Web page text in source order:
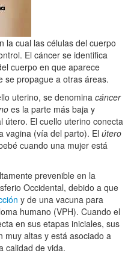
la cual las células del cuerpo
El cáncer se identifica
cuerpo en que aparece
se propague a otras áreas.
uterino, se denomina cáncer
es la parte más baja y
útero. El cuello uterino conecta
vagina (vía del parto). El útero
cuando una mujer está
prevenible en la
Occidental, debido a que
y de una vacuna para
humano (VPH). Cuando el
en sus etapas iniciales, sus
muy altas y está asociado a
calidad de vida.